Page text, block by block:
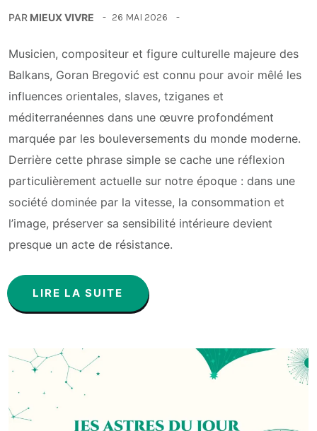
PAR MIEUX VIVRE 26 MAI 2026
Musicien, compositeur et figure culturelle majeure des
Balkans, Goran Bregović est connu pour avoir mêlé les
influences orientales, slaves, tziganes et
méditerranéennes dans une œuvre profondément
marquée par les bouleversements du monde moderne.
Derrière cette phrase simple se cache une réflexion
particulièrement actuelle sur notre époque : dans une
société dominée par la vitesse, la consommation et
l’image, préserver sa sensibilité intérieure devient
presque un acte de résistance.
LIRE LA SUITE